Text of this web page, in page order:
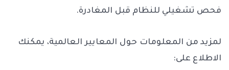
فحص تشغيلي للنظام قبل المغادرة.
لمزيد من المعلومات حول المعايير العالمية، يمكنك
الاطلاع على: